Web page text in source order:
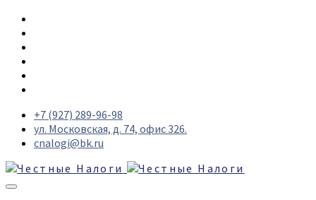
+7 (927) 289-96-98
ул. Московская, д. 74, офис 326.
cnalogi@bk.ru